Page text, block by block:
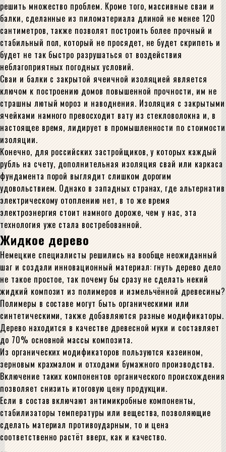
решить множество проблем. Кроме того, массивные сваи и
балки, сделанные из пиломатериала длиной не менее 120
сантиметров, также позволят построить более прочный и
стабильный пол, который не просядет, не будет скрипеть и
будет не так быстро разрушаться от воздействия
неблагоприятных погодных условий.
Сваи и балки с закрытой ячеичной изоляцией является
ключом к построению домов повышенной прочности, им не
страшны лютый мороз и наводнения. Изоляция с закрытыми
ячейками намного превосходит вату из стекловолокна и, в
настоящее время, лидирует в промышленности по стоимости
изоляции.
Конечно, для российских застройщиков, у которых каждый
рубль на счету, дополнительная изоляция свай или каркаса
фундамента порой выглядит слишком дорогим
удовольствием. Однако в западных странах, где альтернатив
электрическому отоплению нет, в то же время
электроэнергия стоит намного дороже, чем у нас, эта
технология уже стала востребованной.
Жидкое дерево
Немецкие специалисты решились на вообще неожиданный
шаг и создали инновационный материал: гнуть дерево дело
не такое простое, так почему бы сразу не сделать некий
жидкий композит из полимеров и измельчённой древесины?
Полимеры в составе могут быть органическими или
синтетическими, также добавляются разные модификаторы.
Дерево находится в качестве древесной муки и составляет
до 70% основной массы композита.
Из органических модификаторов пользуются казеином,
зерновым крахмалом и отходами бумажного производства.
Включение таких компонентов органического происхождения
позволяет снизить итоговую цену продукции.
Если в состав включают антимикробные компоненты,
стабилизаторы температуры или вещества, позволяющие
сделать материал противоударным, то и цена
соответственно растёт вверх, как и качество.